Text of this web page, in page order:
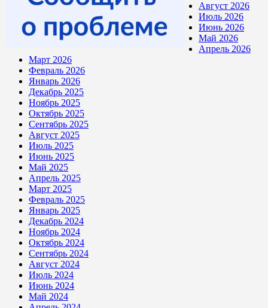
Август 2026
Июль 2026
Июнь 2026
Май 2026
Апрель 2026
Март 2026
Февраль 2026
Январь 2026
Декабрь 2025
Ноябрь 2025
Октябрь 2025
Сентябрь 2025
Август 2025
Июль 2025
Июнь 2025
Май 2025
Апрель 2025
Март 2025
Февраль 2025
Январь 2025
Декабрь 2024
Ноябрь 2024
Октябрь 2024
Сентябрь 2024
Август 2024
Июль 2024
Июнь 2024
Май 2024